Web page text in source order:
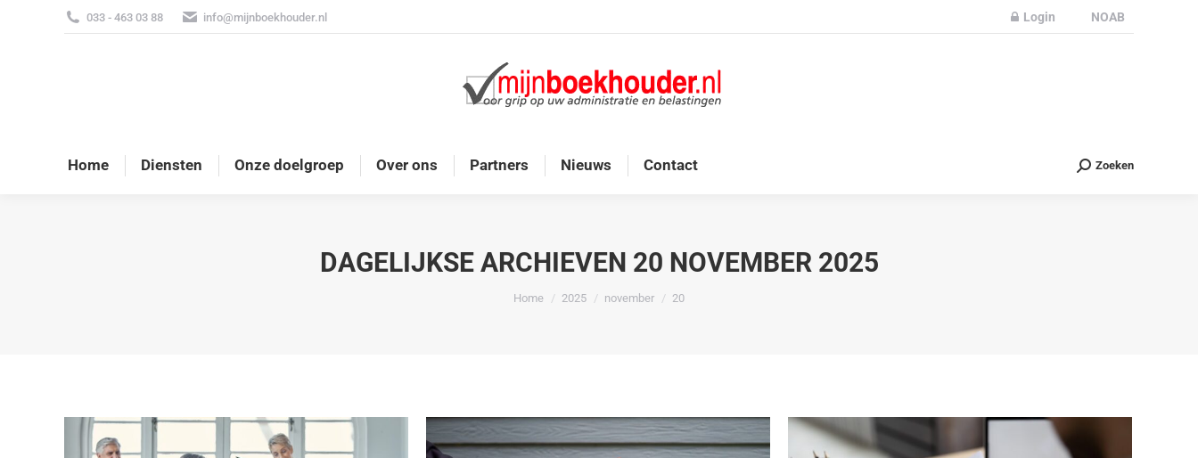
033 - 463 03 88 info@mijnboekhouder.nl Login NOAB
Home Diensten Onze doelgroep Over ons Partners Nieuws Contact Zoeken
DAGELIJKSE ARCHIEVEN 20 NOVEMBER 2025
Je bent hier:
Home 2025 november 20
Home Diensten Onze doelgroep Over ons Partners Nieuws Contact Zoeken